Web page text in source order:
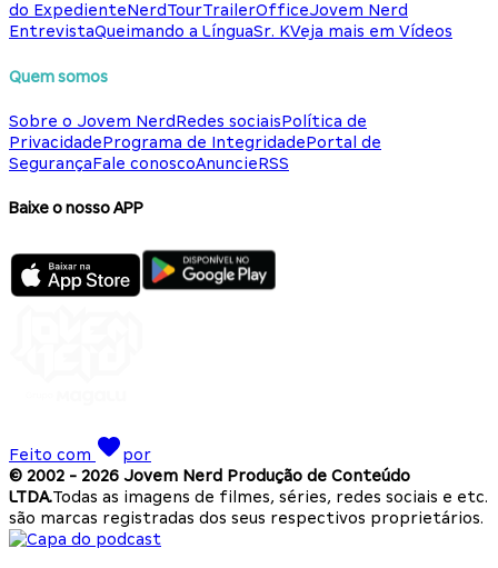
do ExpedienteNerdTourTrailerOfficeJovem Nerd
EntrevistaQueimando a LínguaSr. KVeja mais em Vídeos
Quem somos
Sobre o Jovem NerdRedes sociaisPolítica de
PrivacidadePrograma de IntegridadePortal de
SegurançaFale conoscoAnuncieRSS
Baixe o nosso APP
Feito com
por
© 2002 - 2026 Jovem Nerd Produção de Conteúdo
LTDA.Todas as imagens de filmes, séries, redes sociais e etc.
são marcas registradas dos seus respectivos proprietários.